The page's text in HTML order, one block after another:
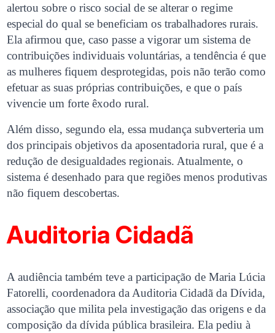
alertou sobre o risco social de se alterar o regime
especial do qual se beneficiam os trabalhadores rurais.
Ela afirmou que, caso passe a vigorar um sistema de
contribuições individuais voluntárias, a tendência é que
as mulheres fiquem desprotegidas, pois não terão como
efetuar as suas próprias contribuições, e que o país
vivencie um forte êxodo rural.
Além disso, segundo ela, essa mudança subverteria um
dos principais objetivos da aposentadoria rural, que é a
redução de desigualdades regionais. Atualmente, o
sistema é desenhado para que regiões menos produtivas
não fiquem descobertas.
Auditoria Cidadã
A audiência também teve a participação de Maria Lúcia
Fatorelli, coordenadora da Auditoria Cidadã da Dívida,
associação que milita pela investigação das origens e da
composição da dívida pública brasileira. Ela pediu à